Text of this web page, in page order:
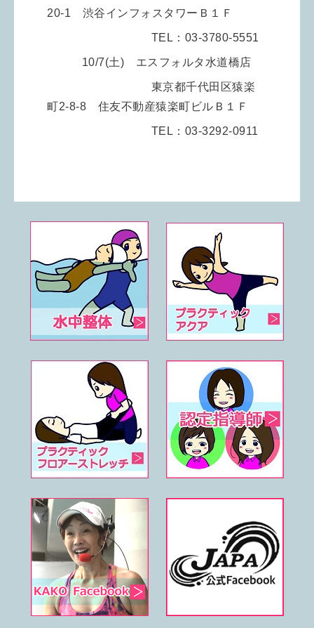
20-1 渋谷インフォスタワーＢ１Ｆ
TEL：03-3780-5551
10/7(土) エスフォルタ水道橋店
東京都千代田区猿楽
町2-8-8 住友不動産猿楽町ビルＢ１Ｆ
TEL：03-3292-0911